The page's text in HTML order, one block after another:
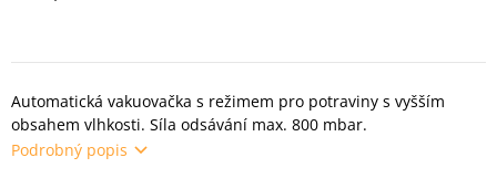
Automatická vakuovačka s režimem pro potraviny s vyšším
obsahem vlhkosti. Síla odsávání max. 800 mbar.
Podrobný popis